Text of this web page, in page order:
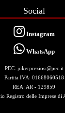
Social
Instagram
WhatsApp
PEC: jokerpreziosi@pec.it
Partita IVA: 01668060518
REA: AR - 129859
Registro delle Imprese di